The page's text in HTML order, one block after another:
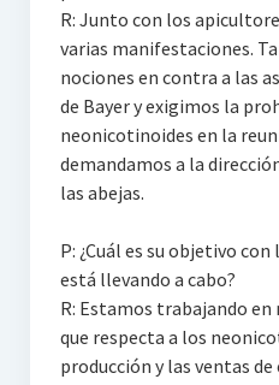
R: Junto con los
varias manifestaciones.
nociones en contra a las
de Bayer y exigimos la
neonicotinoides en la
demandamos a la
las abejas.
P: ¿Cuál es su objetivo
está llevando a cabo?
R: Estamos trabajando en
que respecta a los
producción y las ventas